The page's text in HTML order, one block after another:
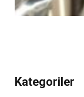
Kategoriler